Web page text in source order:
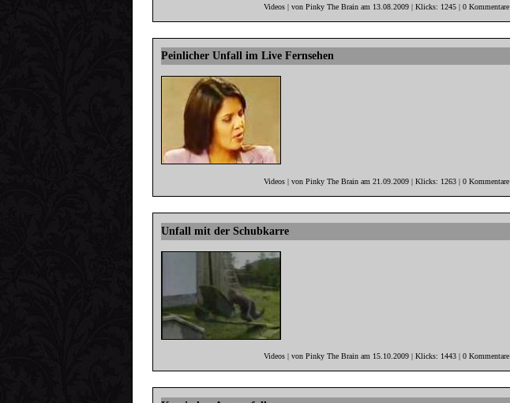
Videos | von Pinky The Brain am 13.08.2009 | Klicks: 1245 | 0 Kommentare
Peinlicher Unfall im Live Fernsehen
Videos | von Pinky The Brain am 21.09.2009 | Klicks: 1263 | 0 Kommentare
Unfall mit der Schubkarre
Videos | von Pinky The Brain am 15.10.2009 | Klicks: 1443 | 0 Kommentare